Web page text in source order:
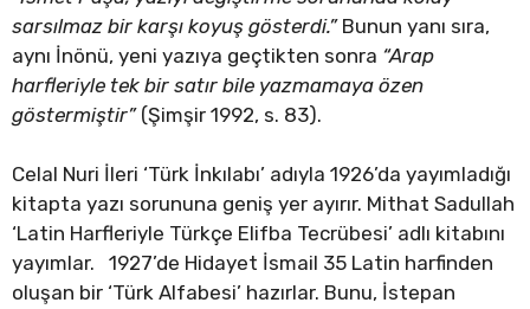
sarsılmaz bir karşı koyuş gösterdi.”Bunun yanı sıra,
aynı İnönü, yeni yazıya geçtikten sonra “Arap
harfleriyle tek bir satır bile yazmamaya özen
göstermiştir”(Şimşir 1992, s. 83).
Celal Nuri İleri ‘Türk İnkılabı’ adıyla 1926’da yayımladığı
kitapta yazı sorununa geniş yer ayırır. Mithat Sadullah
‘Latin Harfleriyle Türkçe Elifba Tecrübesi’ adlı kitabını
yayımlar. 1927’de Hidayet İsmail 35 Latin harfinden
oluşan bir ‘Türk Alfabesi’ hazırlar. Bunu, İstepan